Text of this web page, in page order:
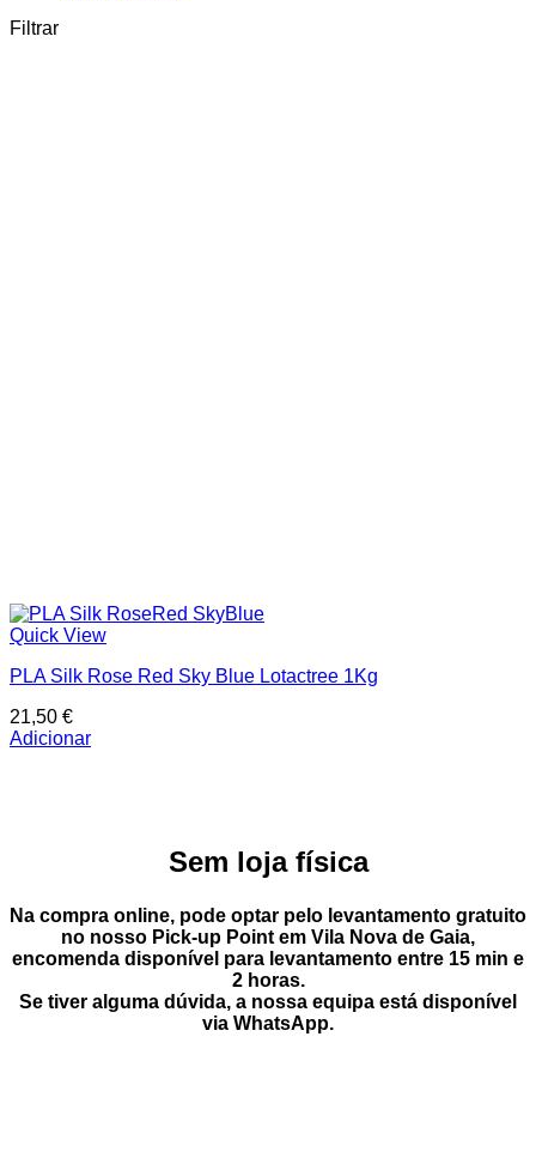
Filtrar
Quick View
PLA Silk Rose Red Sky Blue Lotactree 1Kg
21,50 €
Adicionar
Sem loja física
Na compra online, pode optar pelo levantamento gratuito
no nosso Pick-up Point em Vila Nova de Gaia,
encomenda disponível para levantamento entre 15 min e
2 horas.
Se tiver alguma dúvida, a nossa equipa está disponível
via WhatsApp.